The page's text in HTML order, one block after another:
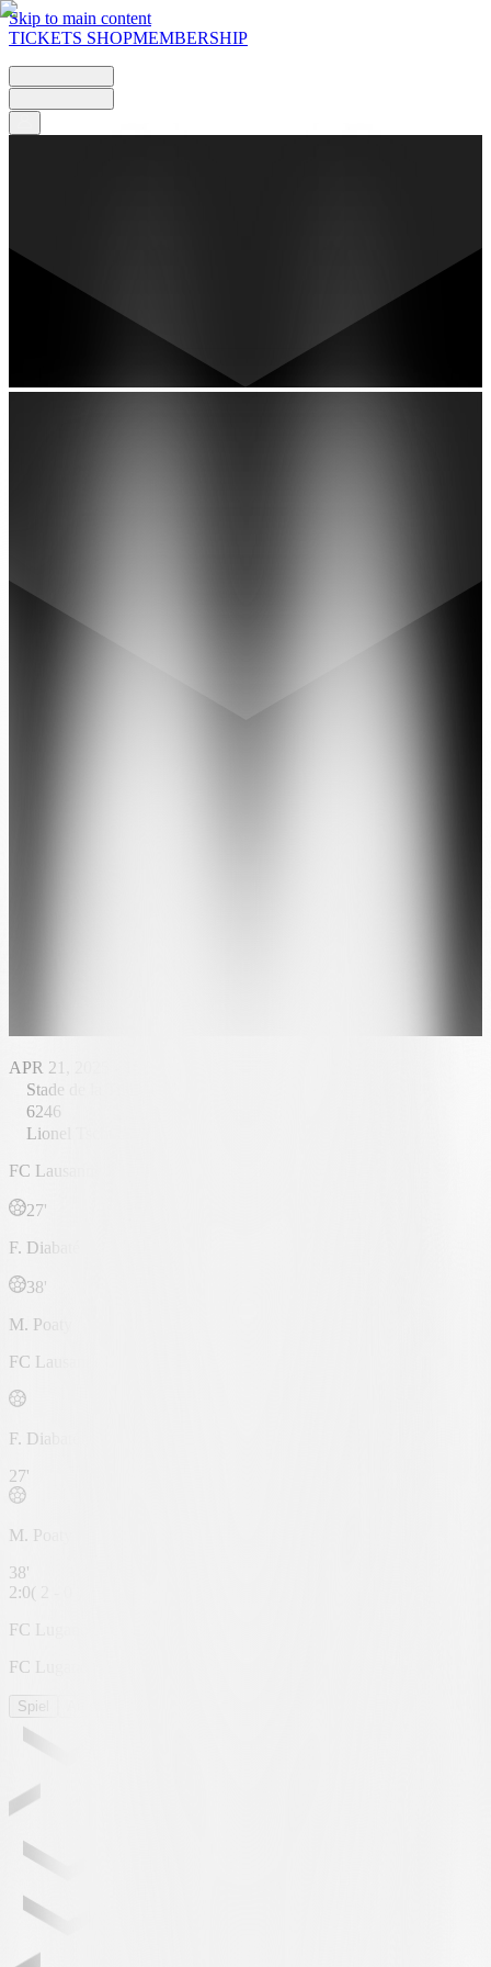
Skip to main content
TICKETS SHOPMEMBERSHIP
APR 21, 2025 - 16:30
Stade de la Tuilière
6246
Lionel Tschudi
FC Lausanne
27'
F. Diabaté
38'
M. Poaty
FC Lausanne
F. Diabaté
27'
M. Poaty
38'
2:0(
FC Lugano
FC Lugano
Spiel